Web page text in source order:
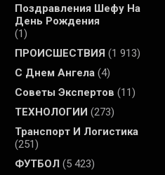
Поздравления Шефу На
День Рождения
(1)
ПРОИСШЕСТВИЯ (1 913)
С Днем Ангела (4)
Советы Экспертов (11)
ТЕХНОЛОГИИ (273)
Транспорт И Логистика
(251)
ФУТБОЛ (5 423)